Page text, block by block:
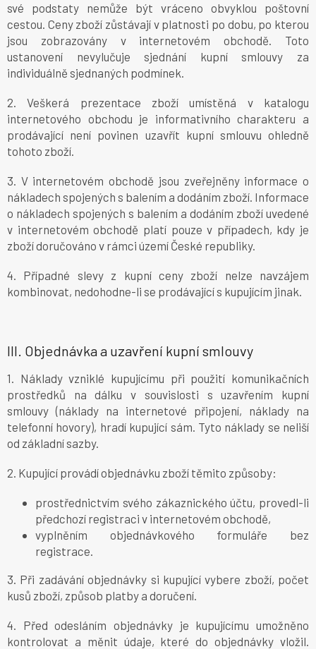
své podstaty nemůže být vráceno obvyklou poštovní
cestou. Ceny zboží zůstávají v platnosti po dobu, po kterou
jsou zobrazovány v internetovém obchodě. Toto
ustanovení nevylučuje sjednání kupní smlouvy za
individuálně sjednaných podmínek.
2. Veškerá prezentace zboží umístěná v katalogu
internetového obchodu je informativního charakteru a
prodávající není povinen uzavřít kupní smlouvu ohledně
tohoto zboží.
3. V internetovém obchodě jsou zveřejněny informace o
nákladech spojených s balením a dodáním zboží. Informace
o nákladech spojených s balením a dodáním zboží uvedené
v internetovém obchodě platí pouze v případech, kdy je
zboží doručováno v rámci území České republiky.
4. Případné slevy z kupní ceny zboží nelze navzájem
kombinovat, nedohodne-li se prodávající s kupujícím jinak.
III. Objednávka a uzavření kupní smlouvy
1. Náklady vzniklé kupujícímu při použití komunikačních
prostředků na dálku v souvislosti s uzavřením kupní
smlouvy (náklady na internetové připojení, náklady na
telefonní hovory), hradí kupující sám. Tyto náklady se neliší
od základní sazby.
2. Kupující provádí objednávku zboží těmito způsoby:
prostřednictvím svého zákaznického účtu, provedl-li
předchozí registraci v internetovém obchodě,
vyplněním objednávkového formuláře bez
registrace.
3. Při zadávání objednávky si kupující vybere zboží, počet
kusů zboží, způsob platby a doručení.
4. Před odesláním objednávky je kupujícímu umožněno
kontrolovat a měnit údaje, které do objednávky vložil.